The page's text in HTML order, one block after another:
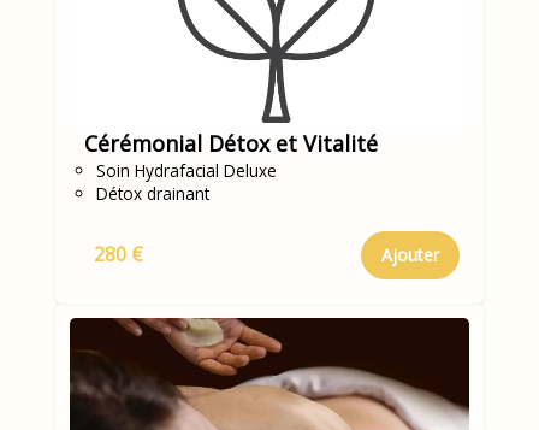
Cérémonial Détox et Vitalité
Soin Hydrafacial Deluxe
Détox drainant
280 € Ajouter